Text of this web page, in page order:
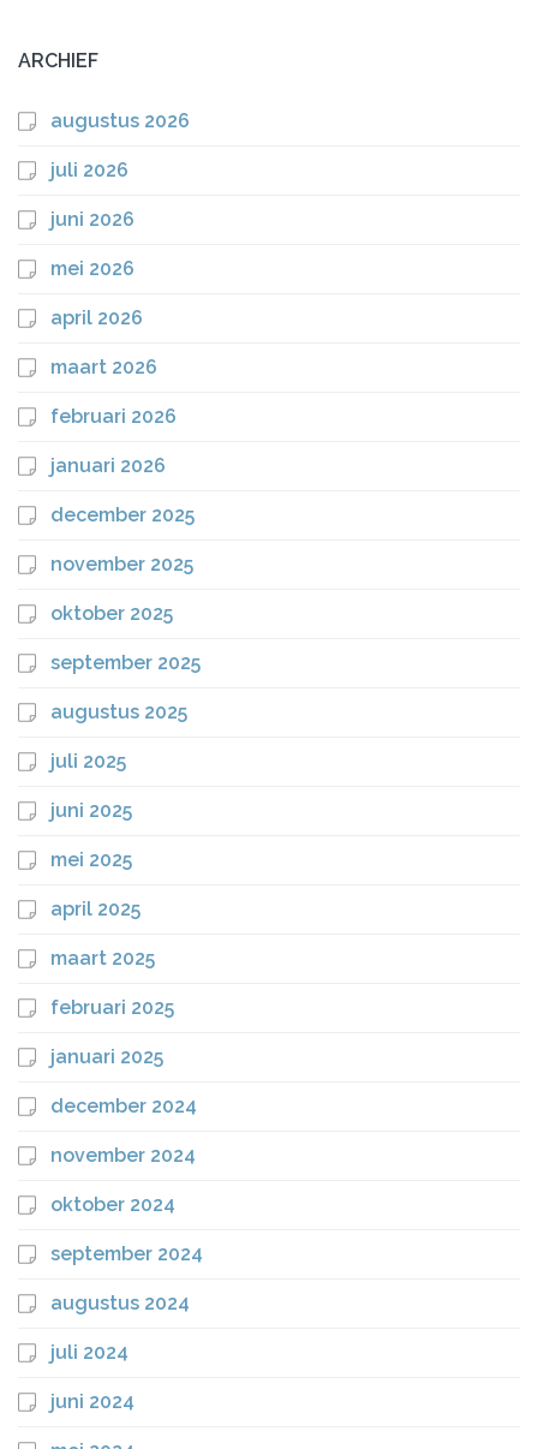
ARCHIEF
augustus 2026
juli 2026
juni 2026
mei 2026
april 2026
maart 2026
februari 2026
januari 2026
december 2025
november 2025
oktober 2025
september 2025
augustus 2025
juli 2025
juni 2025
mei 2025
april 2025
maart 2025
februari 2025
januari 2025
december 2024
november 2024
oktober 2024
september 2024
augustus 2024
juli 2024
juni 2024